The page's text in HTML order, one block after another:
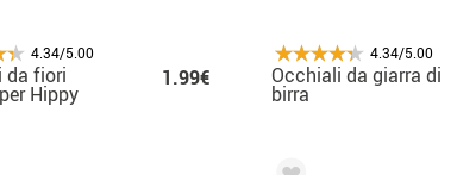
4.34/5.00
da fiori
Hippy
1.99€
4.34/5.00
Occhiali da giarra di
birra